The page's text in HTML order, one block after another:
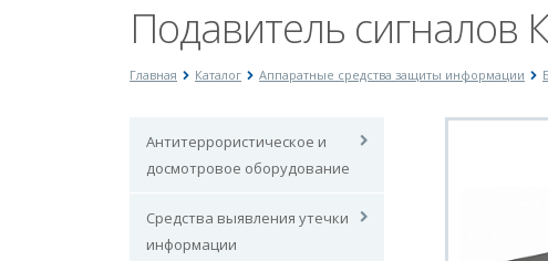
Подавитель сигналов
Главная Каталог Аппаратные средства защиты информации
Антитеррористическое и
досмотровое оборудование
Средства выявления утечки
информации